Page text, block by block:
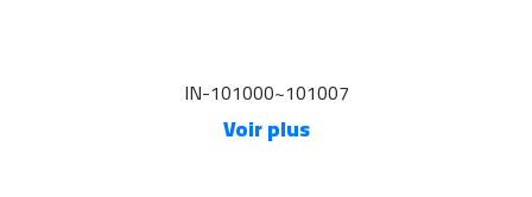
IN-101000~101007
Voir plus